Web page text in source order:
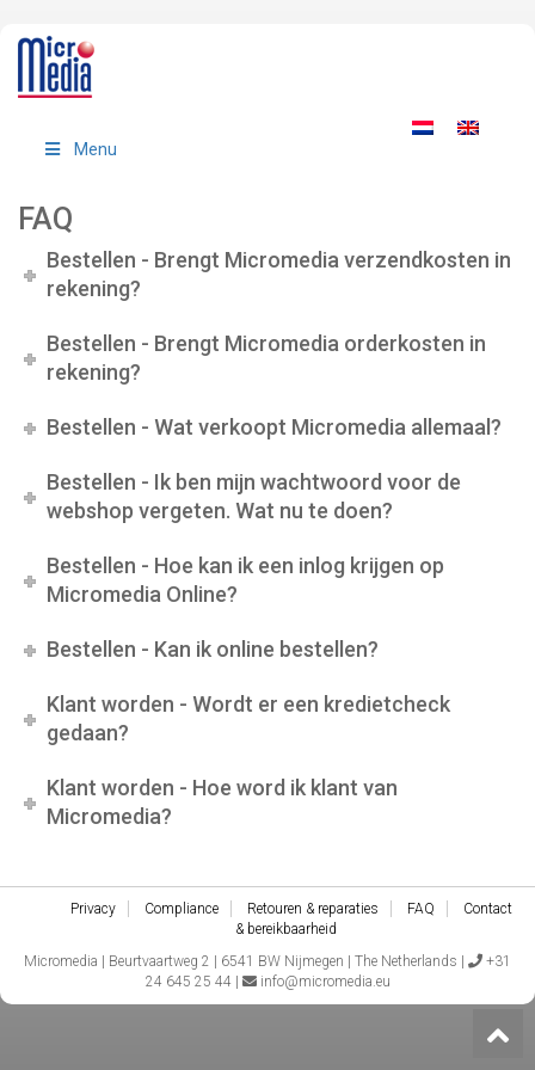
Menu
FAQ
Bestellen - Brengt Micromedia verzendkosten in
rekening?
Bestellen - Brengt Micromedia orderkosten in
rekening?
Bestellen - Wat verkoopt Micromedia allemaal?
Bestellen - Ik ben mijn wachtwoord voor de
webshop vergeten. Wat nu te doen?
Bestellen - Hoe kan ik een inlog krijgen op
Micromedia Online?
Bestellen - Kan ik online bestellen?
Klant worden - Wordt er een kredietcheck
gedaan?
Klant worden - Hoe word ik klant van
Micromedia?
Privacy Compliance Retouren & reparaties FAQ
Contact
& bereikbaarheid
Micromedia | Beurtvaartweg 2 | 6541 BW Nijmegen | The Netherlands |
+31
24 645 25 44 |
info@micromedia.eu